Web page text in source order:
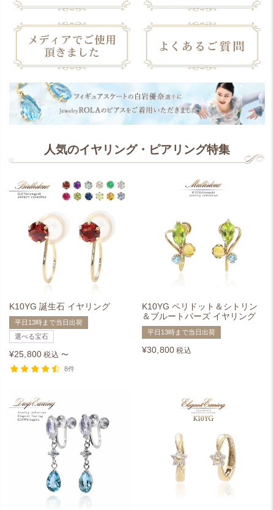
人気のイヤリング・ピアリング特集
K10YG 誕生石 イヤリング
平日13時まで当日出荷
選べる宝石
¥25,800 税込 〜
8件
K10YG ペリドット＆シトリン
＆ブルートパーズ イヤリング
平日13時まで当日出荷
¥30,800 税込